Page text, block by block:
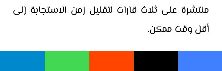
منتشرة على ثلاث قارات لتقليل زمن الاستجابة إلى
أقل وقت ممكن.